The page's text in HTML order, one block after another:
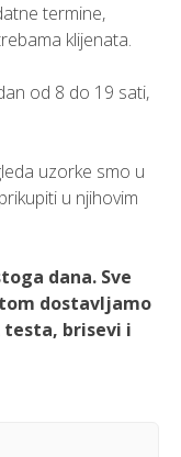
termine,
klijenata.
od 8 do 19 sati,
uzorke smo u
u njihovim
dana. Sve
dostavljamo
testa, brisevi i